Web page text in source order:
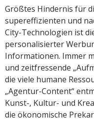
Größtes Hindernis für
supereffizienten und
City-Technologien ist
personalisierter
Informationen. Immer
und zeitfressende
die viele humane
„Agentur-Content“
Kunst-, Kultur- und
die ökonomische